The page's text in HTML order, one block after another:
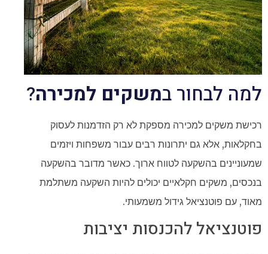
למה לבחור במשקים למכירה?
רכישת משקים למכירה מספקת לא רק הזדמנות לעסוק
בחקלאות, אלא גם יתרונות רבים עבור משפחות ויזמים
שמעוניינים בהשקעה לטווח ארוך. כאשר מדובר בהשקעה
בנכסים, משקים חקלאיים יכולים להיות השקעה משתלמת
מאוד, עם פוטנציאל גידול משמעותי.
פוטנציאל להכנסות יציבות